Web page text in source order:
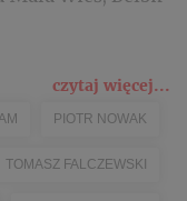
czytaj więcej...
PIOTR NOWAK
TOMASZ FALCZEWSKI